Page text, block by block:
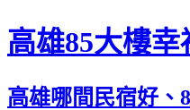
高雄85大樓
高雄哪間民宿好、